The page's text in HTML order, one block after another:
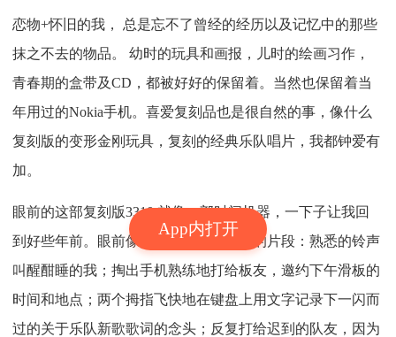
App内打开
恋物+怀旧的我， 总是忘不了曾经的经历以及记忆中的那些
抹之不去的物品。 幼时的玩具和画报，儿时的绘画习作，
青春期的盒带及CD，都被好好的保留着。当然也保留着当
年用过的Nokia手机。喜爱复刻品也是很自然的事，像什么
复刻版的变形金刚玩具，复刻的经典乐队唱片，我都钟爱有
加。
眼前的这部复刻版3310 就像一部时间机器，一下子让我回
到好些年前。眼前像是在播放着纪录片的片段：熟悉的铃声
叫醒酣睡的我；掏出手机熟练地打给板友，邀约下午滑板的
时间和地点；两个拇指飞快地在键盘上用文字记录下一闪而
过的关于乐队新歌歌词的念头；反复打给迟到的队友，因为